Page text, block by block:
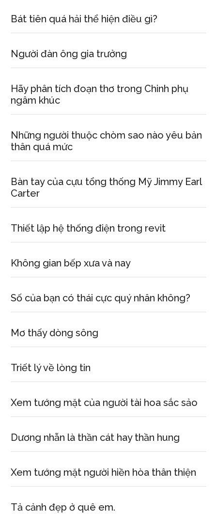
Bát tiên quá hải thể hiện điều gì?
Người đàn ông gia trưởng
Hãy phân tích đoạn thơ trong Chinh phụ
ngâm khúc
Những người thuộc chòm sao nào yêu bản
thân quá mức
Bàn tay của cựu tổng thống Mỹ Jimmy Earl
Carter
Thiết lập hệ thống điện trong revit
Không gian bếp xưa và nay
Số của bạn có thái cực quý nhân không?
Mơ thấy dòng sông
Triết lý về lòng tin
Xem tướng mặt của người tài hoa sắc sảo
Dương nhẫn là thần cát hay thần hung
Xem tướng mặt người hiền hòa thân thiện
Tả cảnh đẹp ở quê em.